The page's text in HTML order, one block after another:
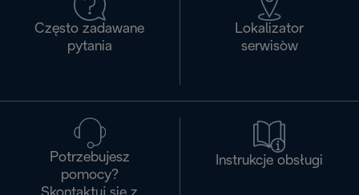
Często zadawane
pytania
Lokalizator
serwisòw
Potrzebujesz
pomocy?
Instrukcje obsługi